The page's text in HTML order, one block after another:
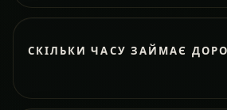
СКІЛЬКИ ЧАСУ ЗАЙМАЄ